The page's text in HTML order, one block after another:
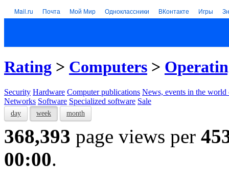
Mail.ru Почта Мой Мир Одноклассники ВКонтакте Игры
Rating > Computers >
Security Hardware Computer publications News, events in the world
Networks Software Specialized software Sale
day week month
368,393 page views per
00:00.